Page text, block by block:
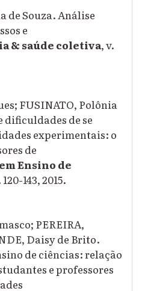
de Souza. Análise
e
& saúde coletiva, v.
FUSINATO, Polônia
de se
experimentais: o
de
Ensino de
143, 2015.
PEREIRA,
Daisy de Brito.
de ciências: relação
e professores